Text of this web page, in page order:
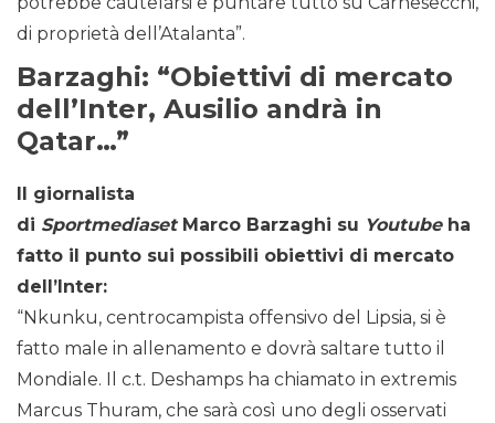
di proprietà dell’Atalanta”.
Barzaghi: “Obiettivi di mercato
dell’Inter, Ausilio andrà in
Qatar…”
Il giornalista
di SportmediasetMarco Barzaghi su Youtubeha
fatto il punto sui possibili obiettivi di mercato
dell’Inter:
“Nkunku, centrocampista offensivo del Lipsia, si è
fatto male in allenamento e dovrà saltare tutto il
Mondiale. Il c.t. Deshamps ha chiamato in extremis
Marcus Thuram, che sarà così uno degli osservati